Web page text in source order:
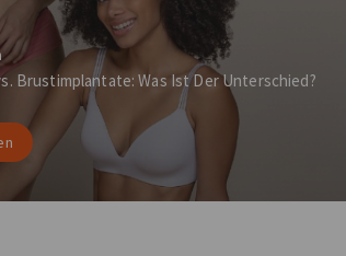
Brustimplantate: Was Ist Der Unterschied?